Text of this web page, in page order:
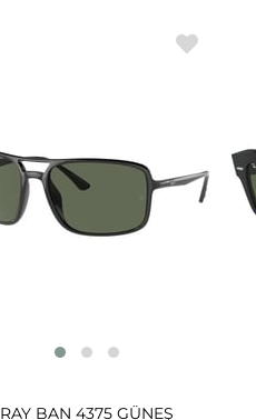
RAY BAN 4375 GÜNEŞ